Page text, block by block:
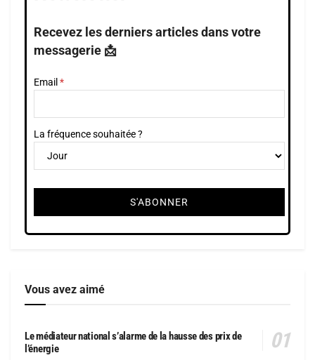
Recevez les derniers articles dans votre
messagerie 📩
Email
La fréquence souhaitée ?
Vous avez aimé
Le médiateur national s’alarme de la hausse des prix de
l’énergie